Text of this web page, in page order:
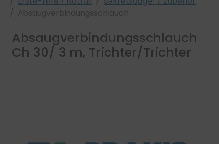
Absaugverbindungsschlauch
Absaugverbindungsschlauch
Ch 30/ 3 m, Trichter/Trichter